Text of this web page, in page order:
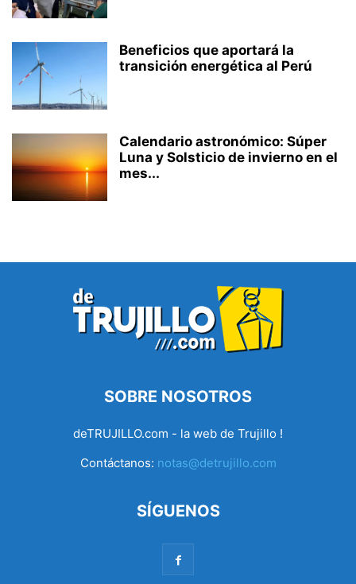
Beneficios que aportará la
transición energética al Perú
Calendario astronómico: Súper
Luna y Solsticio de invierno en el
mes...
SOBRE NOSOTROS
deTRUJILLO.com - la web de Trujillo !
Contáctanos: notas@detrujillo.com
SÍGUENOS